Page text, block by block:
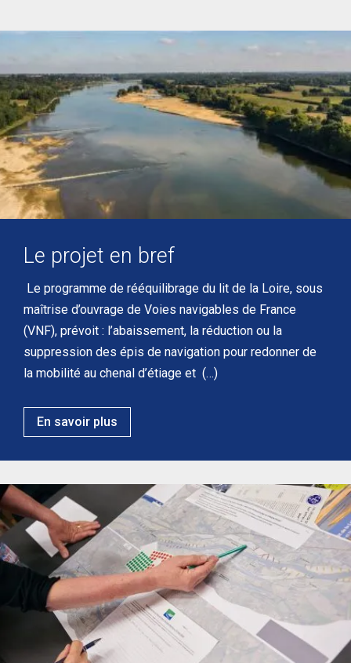
Le projet en bref
Le programme de rééquilibrage du lit de la Loire, sous
maîtrise d’ouvrage de Voies navigables de France
(VNF), prévoit : l’abaissement, la réduction ou la
suppression des épis de navigation pour redonner de
la mobilité au chenal d’étiage et (…)
En savoir plus